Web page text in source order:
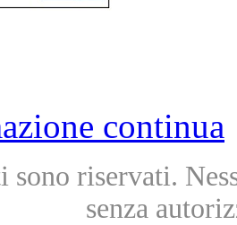
continua
riservati.
senza